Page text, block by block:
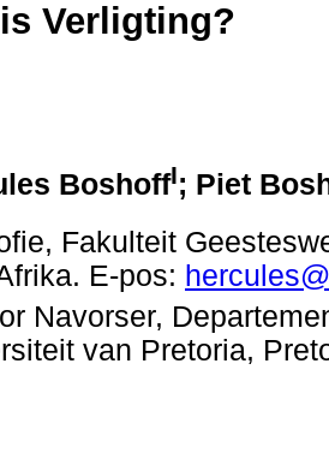
Verligting?
BoshoffI; Piet
Fakulteit
E-pos:
Navorser,
van Pretoria,